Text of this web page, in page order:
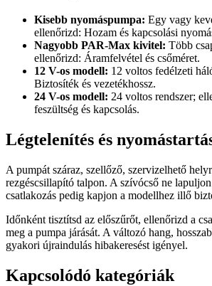
Kisebb nyomáspumpa: Egy vagy
ellenőrizd: Hozam és kapcsolási
Nagyobb PAR-Max kivitel: Több
ellenőrizd: Áramfelvétel és csőméret.
12 V-os modell: 12 voltos fedélzeti
Biztosíték és vezetékhossz.
24 V-os modell: 24 voltos rendszer;
feszültség és kapcsolás.
Légtelenítés és
A pumpát száraz, szellőző, szervizelhető
rezgéscsillapító talpon. A szívócső ne
csatlakozás pedig kapjon a modellhez illő
Időnként tisztítsd az előszűrőt, ellenőrizd a
meg a pumpa járását. A változó hang,
gyakori újraindulás hibakeresést igényel.
Kapcsolódó kategóriák